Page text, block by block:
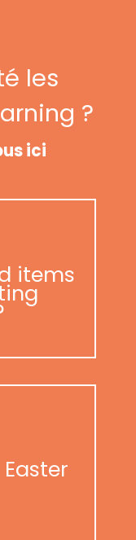
les
?
ici
items